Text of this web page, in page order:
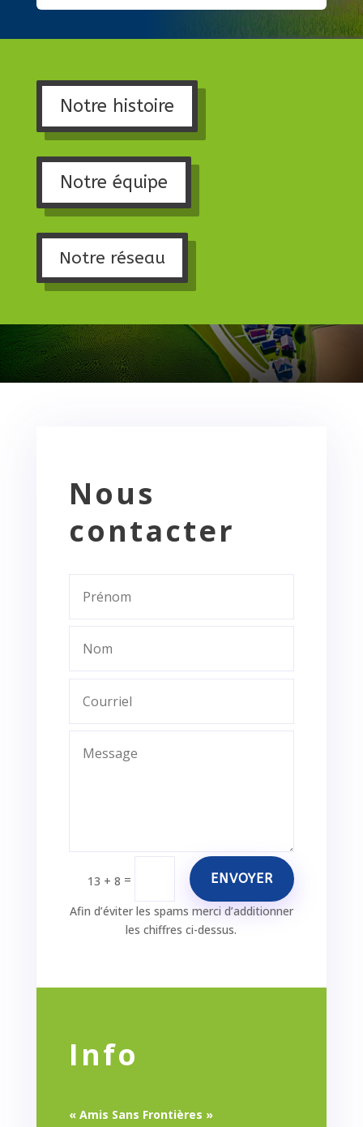
Notre histoire
Notre équipe
Notre réseau
Nous
contacter
13 + 8 = ENVOYER
Afin d’éviter les spams merci d’additionner
les chiffres ci-dessus.
Info
« Amis Sans Frontières »